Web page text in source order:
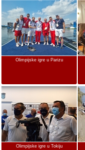
Olimpijske igre u Parizu
Olimpijske igre u Tokiju